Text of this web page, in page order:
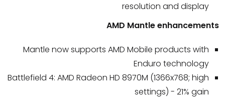
resolution and display
AMD Mantle enhancements
Mantle now supports AMD Mobile products with
Enduro technology
Battlefield 4: AMD Radeon HD 8970M (1366x768; high
settings) - 21% gain